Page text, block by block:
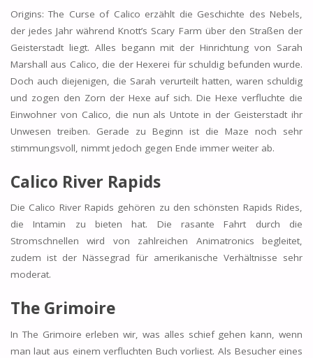
Origins: The Curse of Calico erzählt die Geschichte des Nebels,
der jedes Jahr während Knott’s Scary Farm über den Straßen der
Geisterstadt liegt. Alles begann mit der Hinrichtung von Sarah
Marshall aus Calico, die der Hexerei für schuldig befunden wurde.
Doch auch diejenigen, die Sarah verurteilt hatten, waren schuldig
und zogen den Zorn der Hexe auf sich. Die Hexe verfluchte die
Einwohner von Calico, die nun als Untote in der Geisterstadt ihr
Unwesen treiben. Gerade zu Beginn ist die Maze noch sehr
stimmungsvoll, nimmt jedoch gegen Ende immer weiter ab.
Calico River Rapids
Die Calico River Rapids gehören zu den schönsten Rapids Rides,
die Intamin zu bieten hat. Die rasante Fahrt durch die
Stromschnellen wird von zahlreichen Animatronics begleitet,
zudem ist der Nässegrad für amerikanische Verhältnisse sehr
moderat.
The Grimoire
In The Grimoire erleben wir, was alles schief gehen kann, wenn
man laut aus einem verfluchten Buch vorliest. Als Besucher eines